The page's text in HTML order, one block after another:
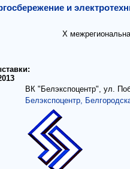
и
X
ВК "Белэкспоцентр", ул.
Белэкспоцентр,